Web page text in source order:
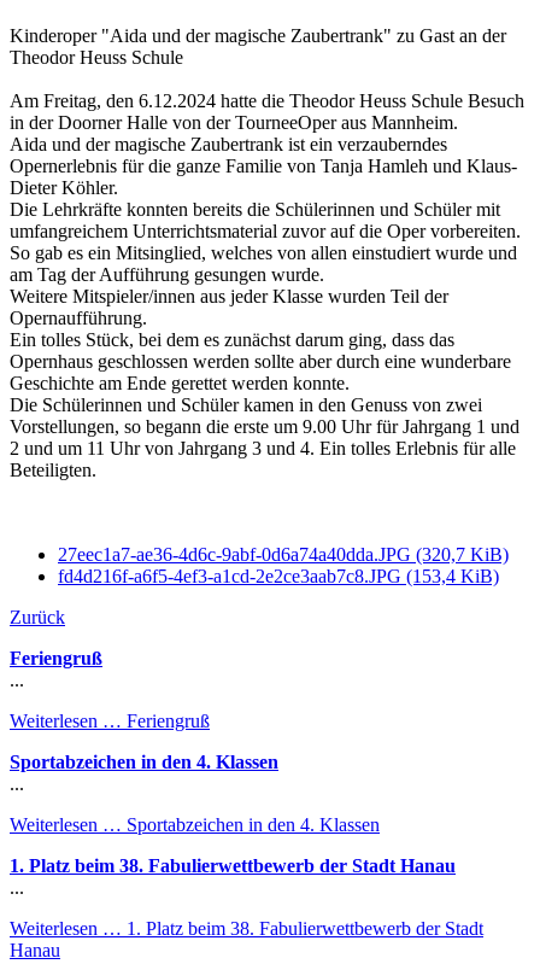
Kinderoper "Aida und der magische Zaubertrank" zu Gast an der
Theodor Heuss Schule
Am Freitag, den 6.12.2024 hatte die Theodor Heuss Schule Besuch
in der Doorner Halle von der TourneeOper aus Mannheim.
Aida und der magische Zaubertrank ist ein verzauberndes
Opernerlebnis für die ganze Familie von Tanja Hamleh und Klaus-
Dieter Köhler.
Die Lehrkräfte konnten bereits die Schülerinnen und Schüler mit
umfangreichem Unterrichtsmaterial zuvor auf die Oper vorbereiten.
So gab es ein Mitsinglied, welches von allen einstudiert wurde und
am Tag der Aufführung gesungen wurde.
Weitere Mitspieler/innen aus jeder Klasse wurden Teil der
Opernaufführung.
Ein tolles Stück, bei dem es zunächst darum ging, dass das
Opernhaus geschlossen werden sollte aber durch eine wunderbare
Geschichte am Ende gerettet werden konnte.
Die Schülerinnen und Schüler kamen in den Genuss von zwei
Vorstellungen, so begann die erste um 9.00 Uhr für Jahrgang 1 und
2 und um 11 Uhr von Jahrgang 3 und 4. Ein tolles Erlebnis für alle
Beteiligten.
27eec1a7-ae36-4d6c-9abf-0d6a74a40dda.JPG (320,7 KiB)
fd4d216f-a6f5-4ef3-a1cd-2e2ce3aab7c8.JPG (153,4 KiB)
Zurück
Feriengruß
...
Weiterlesen … Feriengruß
Sportabzeichen in den 4. Klassen
...
Weiterlesen … Sportabzeichen in den 4. Klassen
1. Platz beim 38. Fabulierwettbewerb der Stadt Hanau
...
Weiterlesen … 1. Platz beim 38. Fabulierwettbewerb der Stadt
Hanau